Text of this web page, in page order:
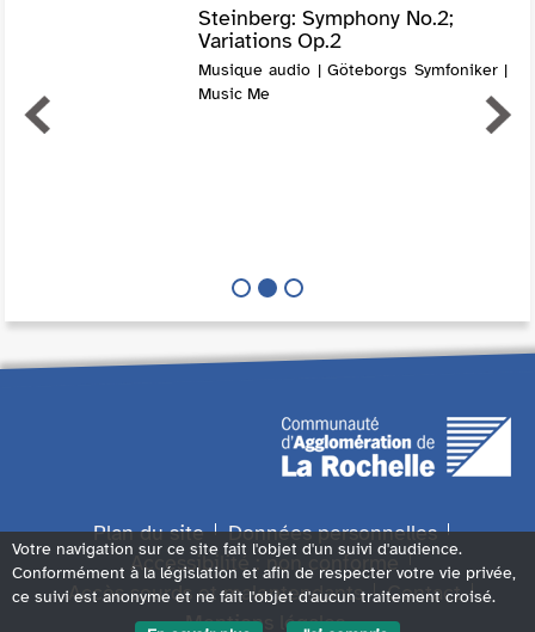
Steinberg: Symphony No.2;
Variations Op.2
Musique audio | Göteborgs Symfoniker |
Music Me
Plan du site
Données personnelles
Accessibilité : non conforme
Accès sourds et malentendants
Contact
Mentions légales
Votre navigation sur ce site fait l'objet d'un suivi d'audience.
Conformément à la législation et afin de respecter votre vie privée,
ce suivi est anonyme et ne fait l'objet d'aucun traitement croisé.